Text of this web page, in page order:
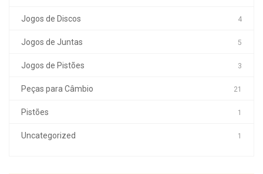
Jogos de Discos 4
Jogos de Juntas 5
Jogos de Pistões 3
Peças para Câmbio 21
Pistões 1
Uncategorized 1